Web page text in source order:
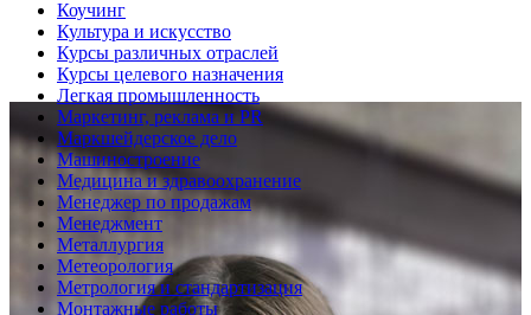
Коучинг
Культура и искусство
Курсы различных отраслей
Курсы целевого назначения
Легкая промышленность
Маркетинг, реклама и PR
Маркшейдерское дело
Машиностроение
Медицина и здравоохранение
Менеджер по продажам
Менеджмент
Металлургия
Метеорология
Метрология и стандартизация
Монтажные работы